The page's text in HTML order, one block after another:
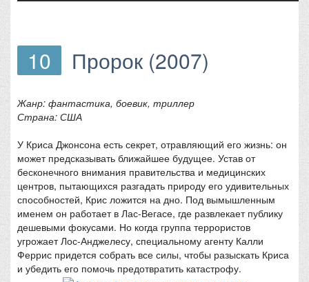
10 Пророк (2007)
Жанр: фантастика, боевик, триллер
Страна: США
У Криса Джонсона есть секрет, отравляющий его жизнь: он
может предсказывать ближайшее будущее. Устав от
бесконечного внимания правительства и медицинских
центров, пытающихся разгадать природу его удивительных
способностей, Крис ложится на дно. Под вымышленным
именем он работает в Лас-Вегасе, где развлекает публику
дешевыми фокусами. Но когда группа террористов
угрожает Лос-Анджелесу, специальному агенту Калли
Феррис придется собрать все силы, чтобы разыскать Криса
и убедить его помочь предотвратить катастрофу.